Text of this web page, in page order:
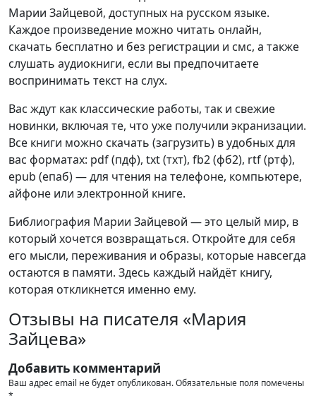
Марии Зайцевой, доступных на русском языке.
Каждое произведение можно читать онлайн,
скачать бесплатно и без регистрации и смс, а также
слушать аудиокниги, если вы предпочитаете
воспринимать текст на слух.
Вас ждут как классические работы, так и свежие
новинки, включая те, что уже получили экранизации.
Все книги можно скачать (загрузить) в удобных для
вас форматах: pdf (пдф), txt (тхт), fb2 (фб2), rtf (ртф),
epub (епаб) — для чтения на телефоне, компьютере,
айфоне или электронной книге.
Библиография Марии Зайцевой — это целый мир, в
который хочется возвращаться. Откройте для себя
его мысли, переживания и образы, которые навсегда
остаются в памяти. Здесь каждый найдёт книгу,
которая откликнется именно ему.
Отзывы на писателя «Мария
Зайцева»
Добавить комментарий
Ваш адрес email не будет опубликован.Обязательные поля помечены
*